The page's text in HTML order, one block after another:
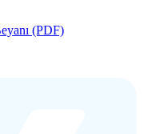
(PDF)